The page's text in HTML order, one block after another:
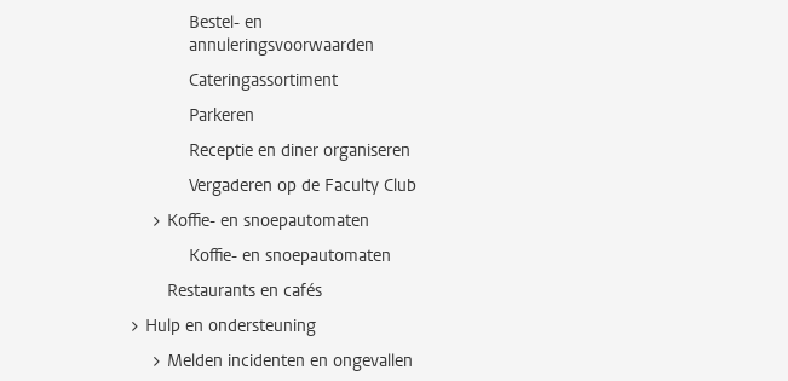
Bestel- en
annuleringsvoorwaarden
Cateringassortiment
Parkeren
Receptie en diner organiseren
Vergaderen op de Faculty Club
Koffie- en snoepautomaten
Koffie- en snoepautomaten
Restaurants en cafés
Hulp en ondersteuning
Melden incidenten en ongevallen